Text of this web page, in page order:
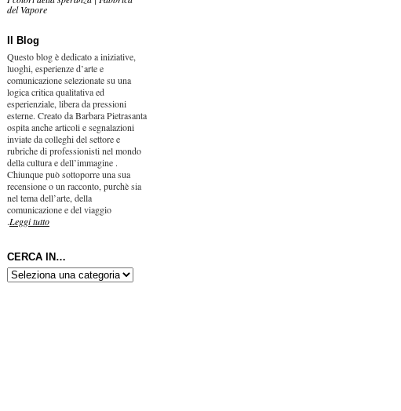
del Vapore
Il Blog
Questo blog è dedicato a iniziative,
luoghi, esperienze d’arte e
comunicazione selezionate su una
logica critica qualitativa ed
esperienziale, libera da pressioni
esterne. Creato da Barbara Pietrasanta
ospita anche articoli e segnalazioni
inviate da colleghi del settore e
rubriche di professionisti nel mondo
della cultura e dell’immagine .
Chiunque può sottoporre una sua
recensione o un racconto, purchè sia
nel tema dell’arte, della
comunicazione e del viaggio
.Leggi tutto
CERCA IN…
CERCA
IN…